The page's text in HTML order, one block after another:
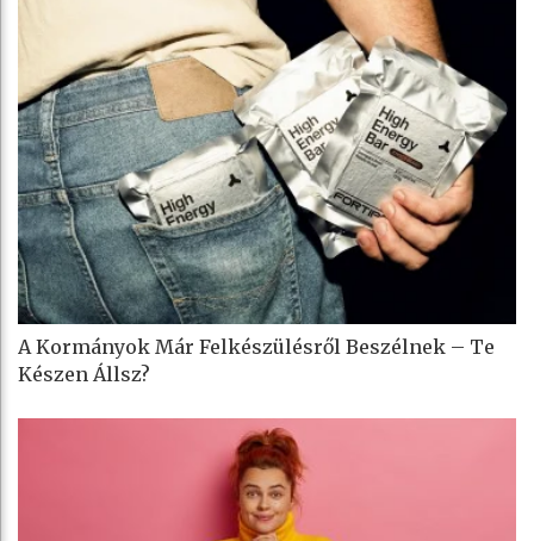
A Kormányok Már Felkészülésről Beszélnek – Te
Készen Állsz?